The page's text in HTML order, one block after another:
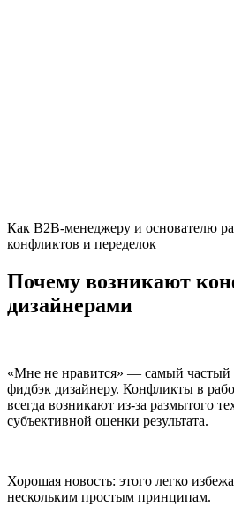
Как B2B-менеджеру и основателю
конфликтов и переделок
Почему возникают
дизайнерами
«Мне не нравится» — самый частый
фидбэк дизайнеру. Конфликты в
всегда возникают из-за размытого
субъективной оценки результата.
Хорошая новость: этого легко
нескольким простым принципам.